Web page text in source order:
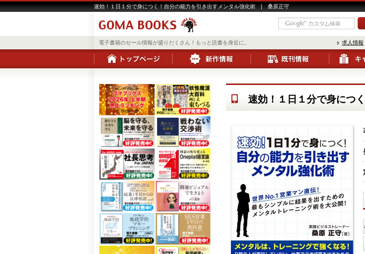
速効！１日１分で身につく！自分の能力を引き出すメンタル強化術 | 桑原正守
電子書籍のセール情報が盛りだくさん！もっと読書を身近に。 求人情報
速効！１日１分で身につ